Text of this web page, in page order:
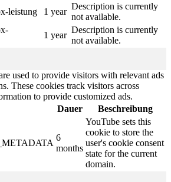
leistung
1 year
Description is currently
not available.
1 year
Description is currently
not available.
used to provide visitors with relevant ads
These cookies track visitors across
to provide customized ads.
Dauer Beschreibung
6
months
YouTube sets this
cookie to store the
user's cookie consent
state for the current
domain.